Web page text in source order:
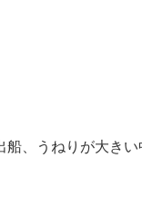
、うねりが大きい